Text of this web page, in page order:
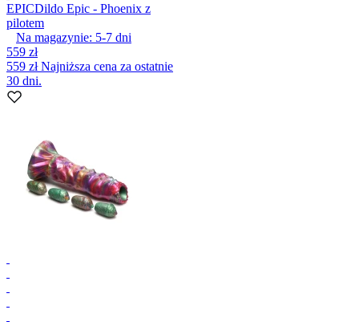
EPICDildo Epic - Phoenix z
pilotem
Na magazynie: 5-7 dni
559 zł
559 złNajniższa cena za ostatnie
30 dni.